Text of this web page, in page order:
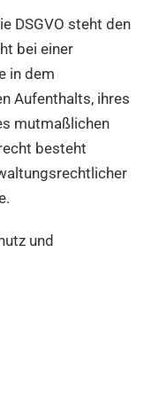
DSGVO steht den
bei einer
in dem
Aufenthalts, ihres
mutmaßlichen
besteht
und